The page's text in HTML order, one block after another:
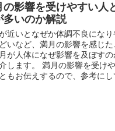
の影響を受けやすい人
多いのか解説
近いとなぜか体調不良にな
いなど、満月の影響を感じ
が人体になぜ影響を及ぼす
します。 満月の影響を受け
もお伝えするので、参考にし